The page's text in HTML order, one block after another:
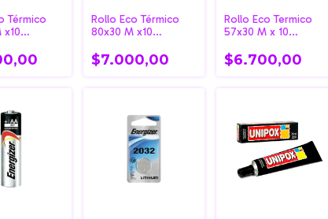
Térmico
x10
Rollo Eco Térmico
80x30 M x10
$7.000,00
Rollo Eco Termico
57x30 M x 10
$6.700,00